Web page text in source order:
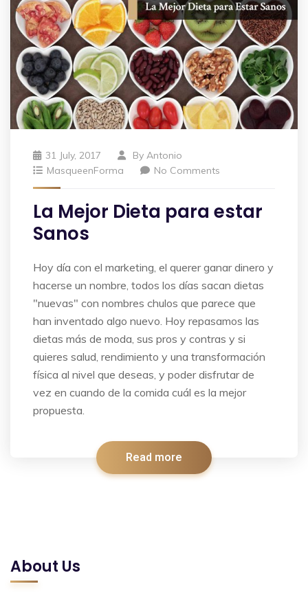
31 July, 2017 By Antonio
MasqueenForma
No Comments
La Mejor Dieta para estar
Sanos
Hoy día con el marketing, el querer ganar dinero y
hacerse un nombre, todos los días sacan dietas
"nuevas" con nombres chulos que parece que
han inventado algo nuevo. Hoy repasamos las
dietas más de moda, sus pros y contras y si
quieres salud, rendimiento y una transformación
física al nivel que deseas, y poder disfrutar de
vez en cuando de la comida cuál es la mejor
propuesta.
Read more
About Us